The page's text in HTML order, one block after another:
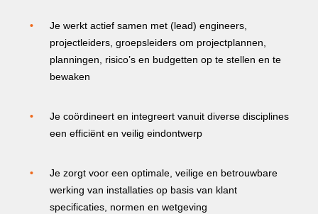
Je werkt actief samen met (lead) engineers,
projectleiders, groepsleiders om projectplannen,
planningen, risico’s en budgetten op te stellen en te
bewaken
Je coördineert en integreert vanuit diverse disciplines
een efficiënt en veilig eindontwerp
Je zorgt voor een optimale, veilige en betrouwbare
werking van installaties op basis van klant
specificaties, normen en wetgeving